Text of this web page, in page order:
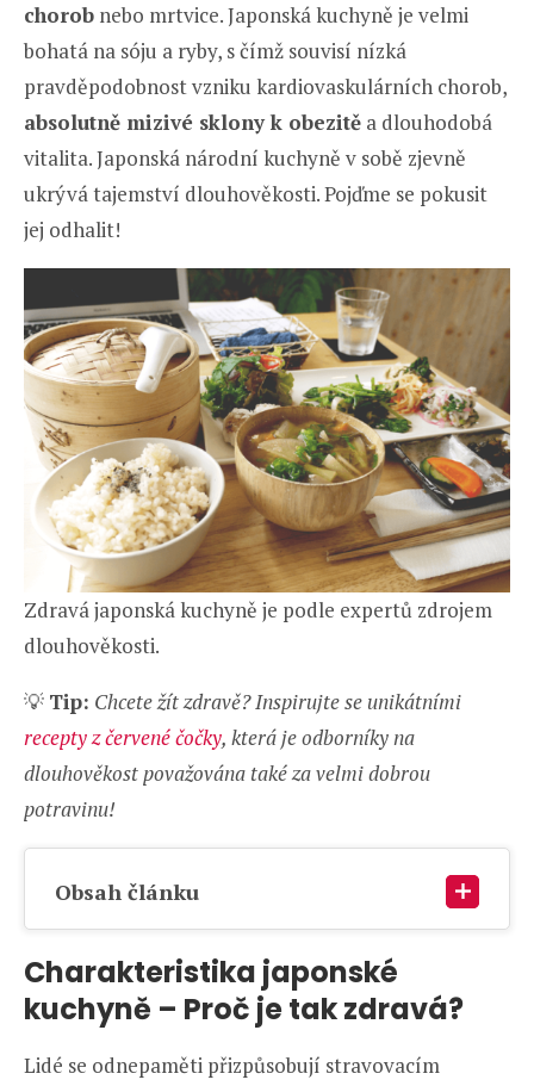
chorob nebo mrtvice. Japonská kuchyně je velmi
bohatá na sóju a ryby, s čímž souvisí nízká
pravděpodobnost vzniku kardiovaskulárních chorob,
absolutně mizivé sklony k obezitě a dlouhodobá
vitalita. Japonská národní kuchyně v sobě zjevně
ukrývá tajemství dlouhověkosti. Pojďme se pokusit
jej odhalit!
Zdravá japonská kuchyně je podle expertů zdrojem
dlouhověkosti.
💡 Tip: Chcete žít zdravě? Inspirujte se unikátními
recepty z červené čočky, která je odborníky na
dlouhověkost považována také za velmi dobrou
potravinu!
Obsah článku
Charakteristika japonské
kuchyně – Proč je tak zdravá?
Lidé se odnepaměti přizpůsobují stravovacím